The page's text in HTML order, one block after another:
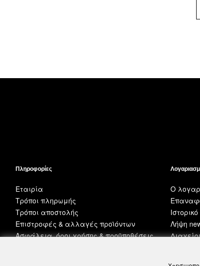
Πληροφορίες
Εταιρία
Τρόποι πληρωμής
Τρόποι αποστολής
Επιστροφές & αλλαγές προϊόντων
Ασφάλεια, όροι χρήσης & προϋποθέσεις
Ο
Λήψη